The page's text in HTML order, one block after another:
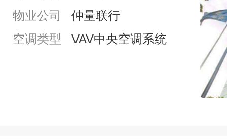
物业公司
仲量联行
空调类型
VAV中央空调系统